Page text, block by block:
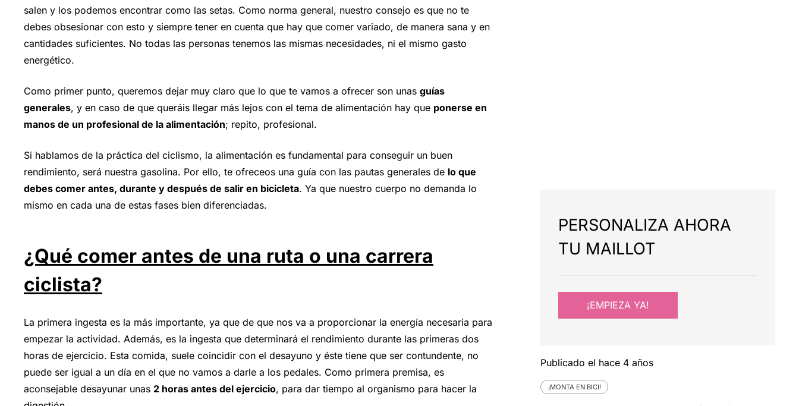
salen y los podemos encontrar como las setas. Como norma general, nuestro consejo es que no te
debes obsesionar con esto y siempre tener en cuenta que hay que comer variado, de manera sana y en
cantidades suficientes. No todas las personas tenemos las mismas necesidades, ni el mismo gasto
energético.
Como primer punto, queremos dejar muy claro que lo que te vamos a ofrecer son unas guías
generales, y en caso de que queráis llegar más lejos con el tema de alimentación hay que ponerse en
manos de un profesional de la alimentación; repito, profesional.
Si hablamos de la práctica del ciclismo, la alimentación es fundamental para conseguir un buen
rendimiento, será nuestra gasolina. Por ello, te ofreceos una guía con las pautas generales de lo que
debes comer antes, durante y después de salir en bicicleta. Ya que nuestro cuerpo no demanda lo
mismo en cada una de estas fases bien diferenciadas.
¿Qué comer antes de una ruta o una carrera
ciclista?
La primera ingesta es la más importante, ya que de que nos va a proporcionar la energía necesaria para
empezar la actividad. Además, es la ingesta que determinará el rendimiento durante las primeras dos
horas de ejercicio. Esta comida, suele coincidir con el desayuno y éste tiene que ser contundente, no
puede ser igual a un día en el que no vamos a darle a los pedales. Como primera premisa, es
aconsejable desayunar unas 2 horas antes del ejercicio, para dar tiempo al organismo para hacer la
PERSONALIZA AHORA
TU MAILLOT
¡EMPIEZA YA!
Publicado el hace 4 años
¡MONTA EN BICI!